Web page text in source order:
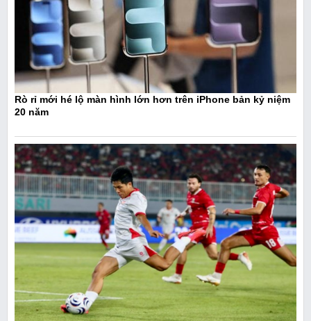
Rò rỉ mới hé lộ màn hình lớn hơn trên iPhone bản kỷ niệm
20 năm